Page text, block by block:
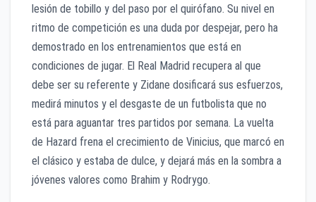
lesión de tobillo y del paso por el quirófano. Su nivel en
ritmo de competición es una duda por despejar, pero ha
demostrado en los entrenamientos que está en
condiciones de jugar. El Real Madrid recupera al que
debe ser su referente y Zidane dosificará sus esfuerzos,
medirá minutos y el desgaste de un futbolista que no
está para aguantar tres partidos por semana. La vuelta
de Hazard frena el crecimiento de Vinicius, que marcó en
el clásico y estaba de dulce, y dejará más en la sombra a
jóvenes valores como Brahim y Rodrygo.